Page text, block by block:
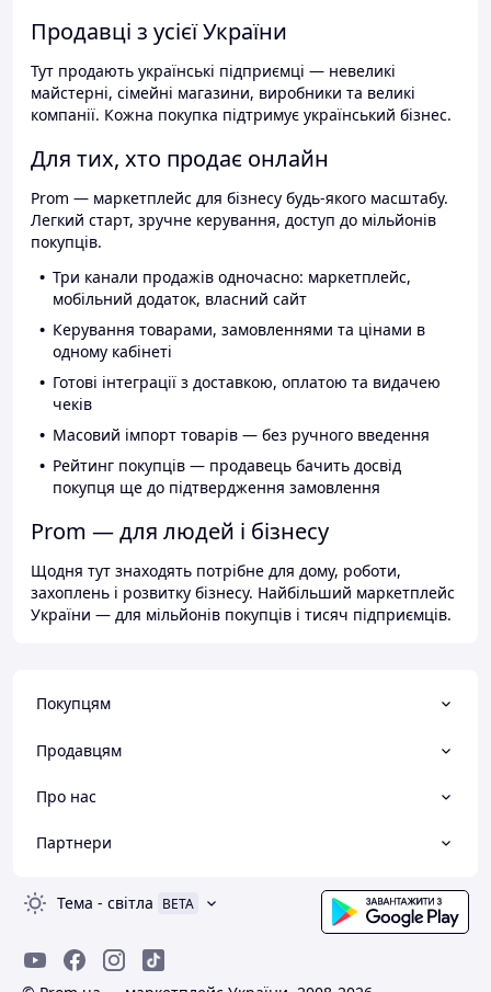
Продавці з усієї України
Тут продають українські підприємці — невеликі
майстерні, сімейні магазини, виробники та великі
компанії. Кожна покупка підтримує український бізнес.
Для тих, хто продає онлайн
Prom — маркетплейс для бізнесу будь-якого масштабу.
Легкий старт, зручне керування, доступ до мільйонів
покупців.
Три канали продажів одночасно: маркетплейс,
мобільний додаток, власний сайт
Керування товарами, замовленнями та цінами в
одному кабінеті
Готові інтеграції з доставкою, оплатою та видачею
чеків
Масовий імпорт товарів — без ручного введення
Рейтинг покупців — продавець бачить досвід
покупця ще до підтвердження замовлення
Prom — для людей і бізнесу
Щодня тут знаходять потрібне для дому, роботи,
захоплень і розвитку бізнесу. Найбільший маркетплейс
України — для мільйонів покупців і тисяч підприємців.
Покупцям
Продавцям
Про нас
Партнери
Тема - світла BETA